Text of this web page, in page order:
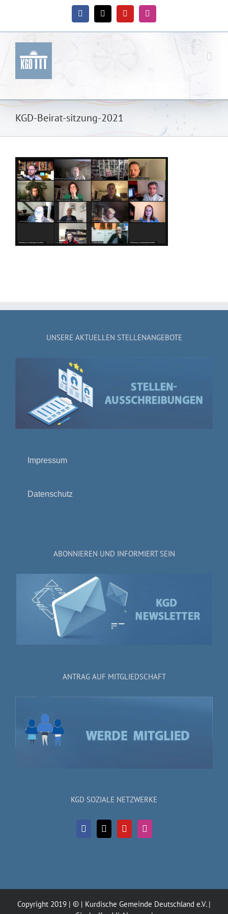
Facebook
X YouTubeInstagram
KGD-Beirat-sitzung-2021
UNSERE AKTUELLEN STELLENANGEBOTE
Impressum
Datenschutz
ABONNIEREN UND INFORMIERT SEIN
ANTRAG AUF MITGLIEDSCHAFT
KGD SOZIALE NETZWERKE
Copyright 2019 | © | Kurdische Gemeinde Deutschland e.V. |